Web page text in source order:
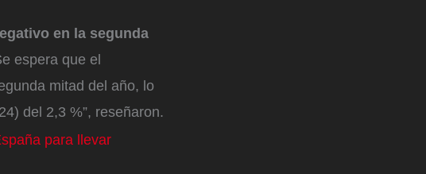
en la segunda
espera que el
mitad del año, lo
del 2,3 %”, reseñaron.
para llevar